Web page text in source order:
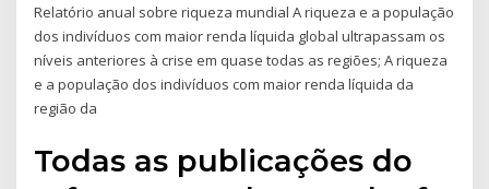
Relatório anual sobre riqueza mundial A riqueza e a população
dos indivíduos com maior renda líquida global ultrapassam os
níveis anteriores à crise em quase todas as regiões; A riqueza
e a população dos indivíduos com maior renda líquida da
região da
Todas as publicações do